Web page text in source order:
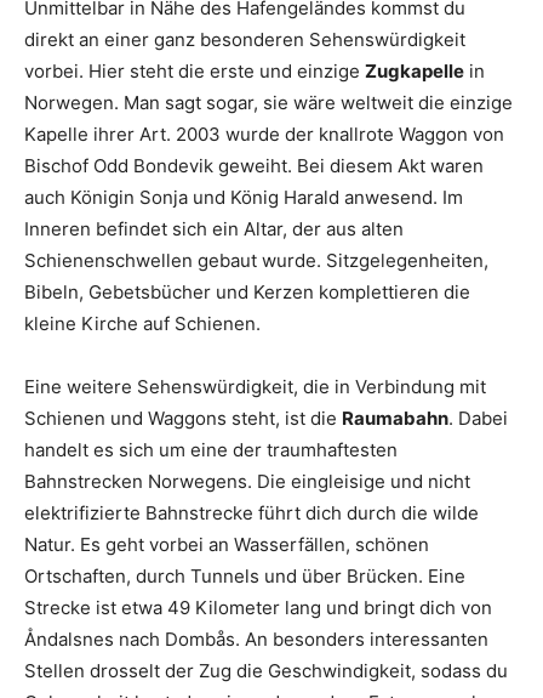
Unmittelbar in Nähe des Hafengeländes kommst du
direkt an einer ganz besonderen Sehenswürdigkeit
vorbei. Hier steht die erste und einzige Zugkapelle in
Norwegen. Man sagt sogar, sie wäre weltweit die einzige
Kapelle ihrer Art. 2003 wurde der knallrote Waggon von
Bischof Odd Bondevik geweiht. Bei diesem Akt waren
auch Königin Sonja und König Harald anwesend. Im
Inneren befindet sich ein Altar, der aus alten
Schienenschwellen gebaut wurde. Sitzgelegenheiten,
Bibeln, Gebetsbücher und Kerzen komplettieren die
kleine Kirche auf Schienen.
Eine weitere Sehenswürdigkeit, die in Verbindung mit
Schienen und Waggons steht, ist die Raumabahn. Dabei
handelt es sich um eine der traumhaftesten
Bahnstrecken Norwegens. Die eingleisige und nicht
elektrifizierte Bahnstrecke führt dich durch die wilde
Natur. Es geht vorbei an Wasserfällen, schönen
Ortschaften, durch Tunnels und über Brücken. Eine
Strecke ist etwa 49 Kilometer lang und bringt dich von
Åndalsnes nach Dombås. An besonders interessanten
Stellen drosselt der Zug die Geschwindigkeit, sodass du